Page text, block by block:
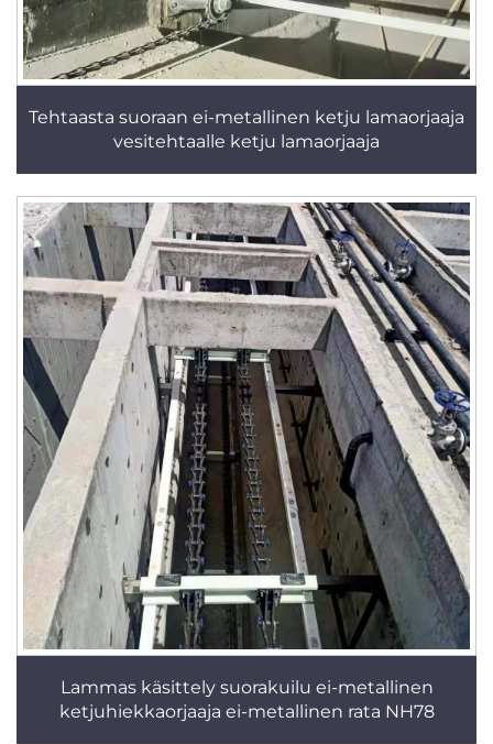
Tehtaasta suoraan ei-metallinen ketju lamaorjaaja
vesitehtaalle ketju lamaorjaaja
Lammas käsittely suorakuilu ei-metallinen
ketjuhiekkaorjaaja ei-metallinen rata NH78